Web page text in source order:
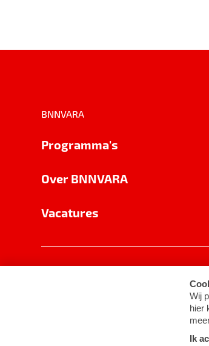
BNNVARA
Programma's
Over BNNVARA
Vacatures
Cookie-instellingen